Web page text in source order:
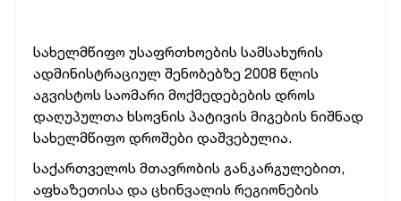
სახელმწიფო უსაფრთხოების სამსახურის
ადმინისტრაციულ შენობებზე 2008 წლის
აგვისტოს საომარი მოქმედებების დროს
დაღუპულთა ხსოვნის პატივის მიგების ნიშნად
სახელმწიფო დროშები დაშვებულია.
საქართველოს მთავრობის განკარგულებით,
აფხაზეთისა და ცხინვალის რეგიონების